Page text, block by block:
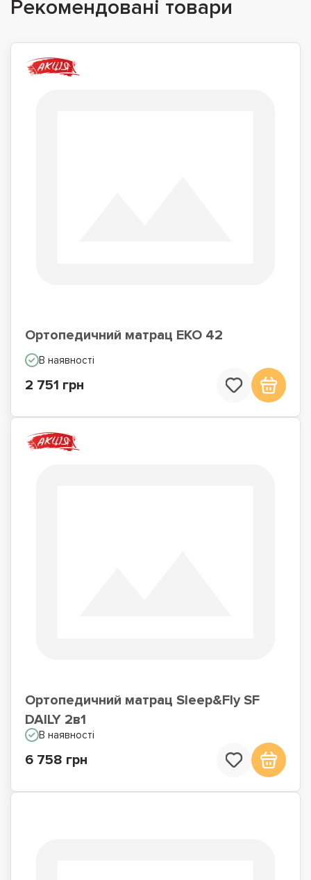
Рекомендовані товари
Ортопедичний матрац ЕКО 42
В наявності
2 751 грн
Ортопедичний матрац Sleep&Fly SF
DAILY 2в1
В наявності
6 758 грн